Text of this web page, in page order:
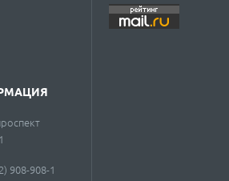
908-908-1